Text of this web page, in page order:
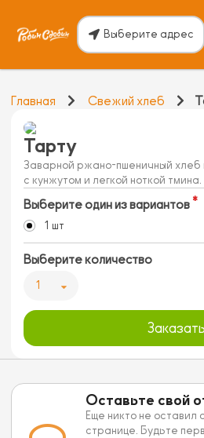
Выберите адрес
Главная Свежий хлеб
Тарту
Заварной ржано-пшеничный хлеб
с кунжутом и легкой ноткой тмина.
Выберите один из вариантов
1 шт
Выберите количество
1
Заказать
Оставьте свой
Еще никто не оставил
странице. Будьте